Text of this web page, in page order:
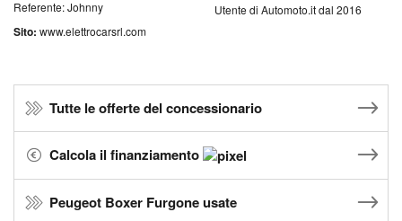
Referente: Johnny
Sito: www.elettrocarsrl.com
Utente di Automoto.it dal 2016
Tutte le offerte del concessionario
Calcola il finanziamento
Peugeot Boxer Furgone usate